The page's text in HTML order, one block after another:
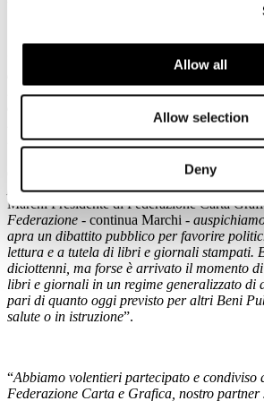
Allow all
Allow selection
Deny
Oggi registriamo una corsa al digitale che,
dimostrati proprio in questa fase di difficoltà
rischi ormai evidenti legati al
mondo della politica a mettere in atto con
riflessione su questi temi e ad agire di
quindi a riempire il nostro tempo di
poesia, ma soprattutto giornalismo di qualità
Marchi Presidente di Federazione Carta
Federazione - continua Marchi -
apra un dibattito pubblico per favorire
lettura e a tutela di libri e giornali stampati.
diciottenni, ma forse è arrivato il momento
libri e giornali in un regime generalizzato di
pari di quanto oggi previsto per altri Beni
salute o in istruzione”.
“Abbiamo volentieri partecipato e condiviso
Federazione Carta e Grafica, nostro partner